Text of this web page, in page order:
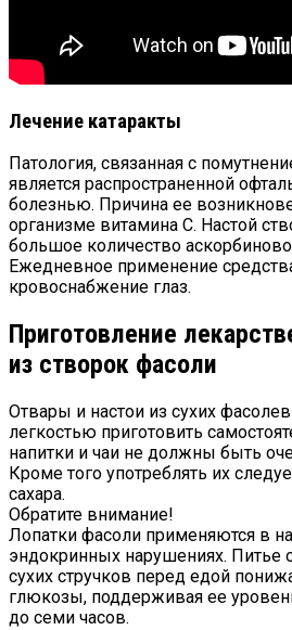
Лечение катаракты
Патология, связанная с
является распространенной
болезнью. Причина ее
организме витамина С. Настой
большое количество
Ежедневное применение
кровоснабжение глаз.
Приготовление
из створок фасоли
Отвары и настои из сухих
легкостью приготовить
напитки и чаи не должны быть
Кроме того употреблять их
сахара.
Обратите внимание!
Лопатки фасоли применяются в
эндокринных нарушениях. Питье
сухих стручков перед едой
глюкозы, поддерживая ее
до семи часов.